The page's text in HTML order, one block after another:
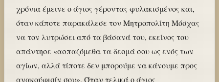
χρόνια έμεινε ο άγιος γέροντας φυλακισμένος και,
όταν κάποτε παρακάλεσε τον Μητροπολίτη Μόσχας
να τον λυτρώσει από τα βάσανά του, εκείνος του
απάντησε «ασπαζόμεθα τα δεσμά σου ως ενός των
αγίων, αλλά τίποτε δεν μπορούμε να κάνουμε προς
ανακούφισίν σου». Όταν τελικά ο άγιος